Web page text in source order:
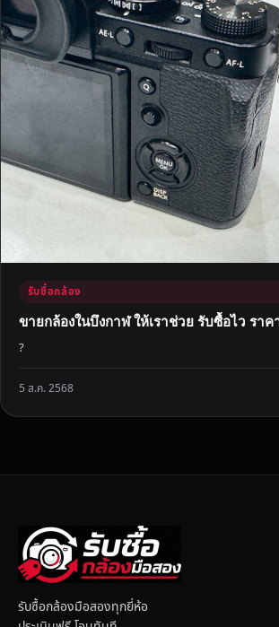
รับซื้อกล้อง
ขายกล้องในบึงกาฬ ให้เราช่วย รับซื้อไว รา
?
5 ส.ค. 2568
รับซื้อกล้องมือสองทุกยี่ห้อ